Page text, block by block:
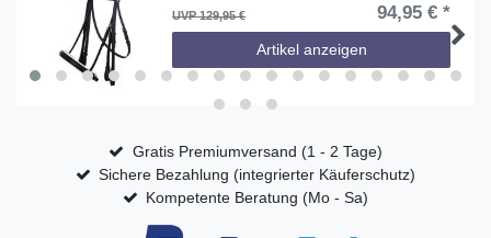
UVP 129,95 € 94,95 € *
Artikel anzeigen
Gratis Premiumversand (1 - 2 Tage)
Sichere Bezahlung (integrierter Käuferschutz)
Kompetente Beratung (Mo - Sa)